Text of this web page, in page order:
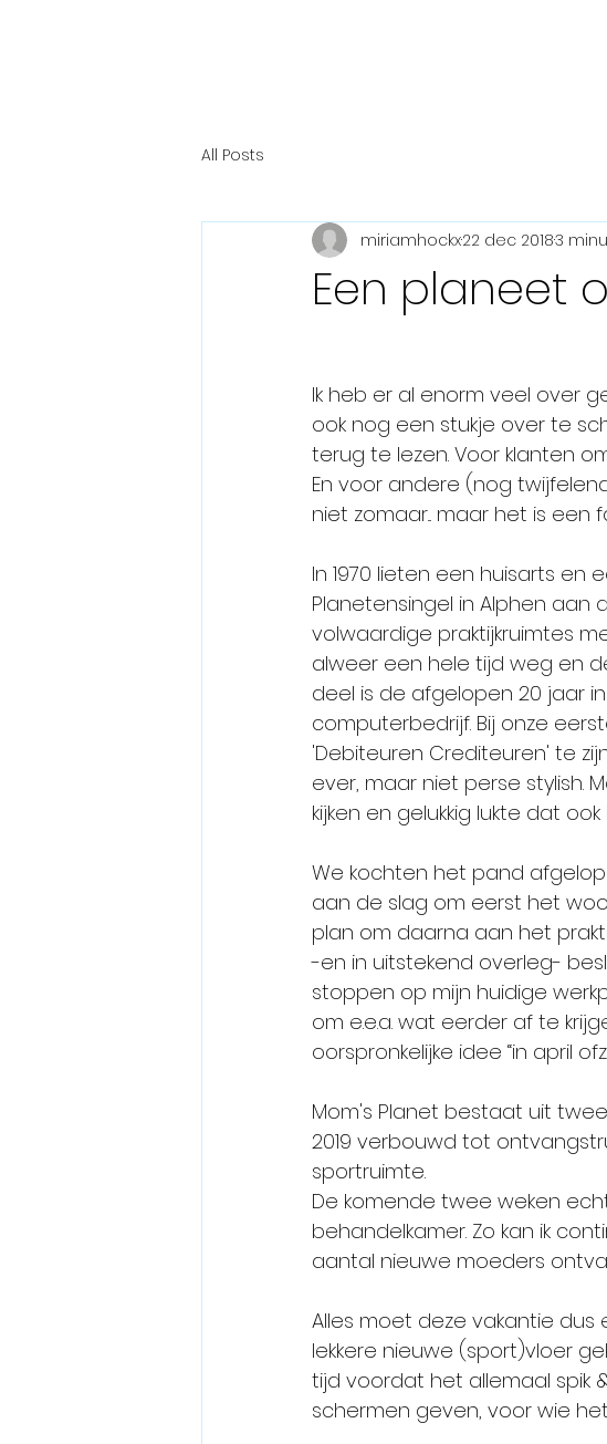
All Posts
Een planeet
miriamhockx22 dec 20183
Ik heb er al enorm veel over
ook nog een stukje over te
terug te lezen. Voor klanten
En voor andere (nog
niet zomaar... maar het is een
In 1970 lieten een huisarts
Planetensingel in Alphen aan
volwaardige praktijkruimtes
alweer een hele tijd weg en
deel is de afgelopen 20 jaar
computerbedrijf. Bij onze
'Debiteuren Crediteuren' te
ever, maar niet perse stylish.
kijken en gelukkig lukte dat ook
We kochten het pand
aan de slag om eerst het
plan om daarna aan het
-en in uitstekend overleg-
stoppen op mijn huidige
om e.e.a. wat eerder af te
oorspronkelijke idee “in april
Mom's Planet bestaat uit
2019 verbouwd tot
sportruimte.
De komende twee weken
behandelkamer. Zo kan ik
aantal nieuwe moeders
Alles moet deze vakantie
lekkere nieuwe (sport)vloer
tijd voordat het allemaal spik
schermen geven, voor wie